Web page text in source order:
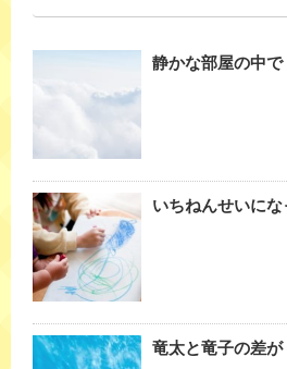
静かな部屋の中で
いちねんせいに
竜太と竜子の差